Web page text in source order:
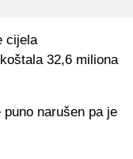
cijela
32,6 miliona
narušen pa je